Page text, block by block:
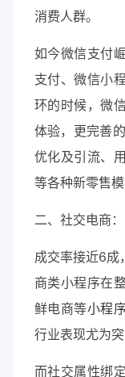
消费人群。
如今微信支付
支付、微信小
环的时候，微
体验，更完善
优化及引流、
等各种新零售模
二、社交电商：
成交率接近6成
商类小程序在
鲜电商等小程
行业表现尤为突
而社交属性绑